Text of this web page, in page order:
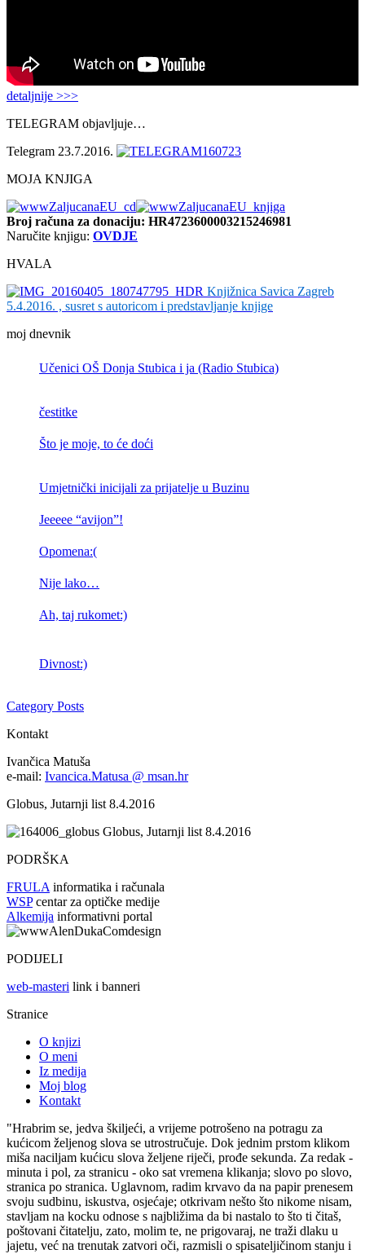
detaljnije >>>
TELEGRAM objavljuje…
Telegram 23.7.2016.
MOJA KNJIGA
Broj računa za donaciju: HR4723600003215246981
Naručite knjigu: OVDJE
HVALA
Knjižnica Savica Zagreb
5.4.2016. , susret s autoricom i predstavljanje knjige
moj dnevnik
Učenici OŠ Donja Stubica i ja (Radio Stubica)
čestitke
Što je moje, to će doći
Umjetnički inicijali za prijatelje u Buzinu
Jeeeee “avijon”!
Opomena:(
Nije lako…
Ah, taj rukomet:)
Divnost:)
Category Posts
Kontakt
Ivančica Matuša
e-mail: Ivancica.Matusa @ msan.hr
Globus, Jutarnji list 8.4.2016
Globus, Jutarnji list 8.4.2016
PODRŠKA
FRULA informatika i računala
WSPcentar za optičke medije
Alkemija informativni portal
PODIJELI
web-masteri link i banneri
Stranice
O knjizi
O meni
Iz medija
Moj blog
Kontakt
"Hrabrim se, jedva škiljeći, a vrijeme potrošeno na potragu za
kućicom željenog slova se utrostručuje. Dok jednim prstom klikom
miša naciljam kućicu slova željene riječi, prođe sekunda. Za redak -
minuta i pol, za stranicu - oko sat vremena klikanja; slovo po slovo,
stranica po stranica. Uglavnom, radim krvavo da na papir prenesem
svoju sudbinu, iskustva, osjećaje; otkrivam nešto što nikome nisam,
stavljam na kocku odnose s najbližima da bi nastalo to što ti čitaš,
poštovani čitatelju, zato, molim te, ne prigovaraj, ne traži dlaku u
jajetu, već na trenutak zatvori oči, razmisli o spisateljičinom stanju i